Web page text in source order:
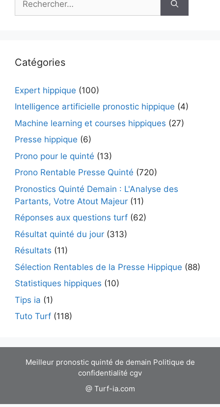
Catégories
Expert hippique (100)
Intelligence artificielle pronostic hippique (4)
Machine learning et courses hippiques (27)
Presse hippique (6)
Prono pour le quinté (13)
Prono Rentable Presse Quinté (720)
Pronostics Quinté Demain : L'Analyse des
Partants, Votre Atout Majeur (11)
Réponses aux questions turf (62)
Résultat quinté du jour (313)
Résultats (11)
Sélection Rentables de la Presse Hippique (88)
Statistiques hippiques (10)
Tips ia (1)
Tuto Turf (118)
Meilleur pronostic quinté de demain Politique de
confidentialité cgv
@ Turf-ia.com